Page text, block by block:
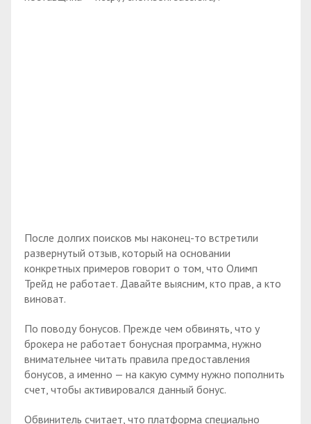
После долгих поисков мы наконец-то встретили
развернутый отзыв, который на основании
конкретных примеров говорит о том, что Олимп
Трейд не работает. Давайте выясним, кто прав, а кто
виноват.
По поводу бонусов. Прежде чем обвинять, что у
брокера не работает бонусная программа, нужно
внимательнее читать правила предоставления
бонусов, а именно — на какую сумму нужно пополнить
счет, чтобы активировался данный бонус.
Обвинитель считает, что платформа специально